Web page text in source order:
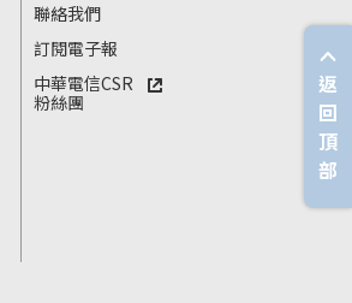
聯絡我們
訂閱電子報
中華電信CSR
粉絲團
返
回
頂
部